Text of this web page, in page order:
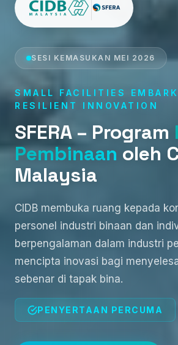
SESI KEMASUKAN MEI 2026
SMALL FACILITIES
RESILIENT INNOVATION
SFERA – Program
Pembinaan oleh
Malaysia
CIDB membuka ruang kepada
personel industri binaan dan
berpengalaman dalam industri
mencipta inovasi bagi
sebenar di tapak bina.
PENYERTAAN PERCUMA